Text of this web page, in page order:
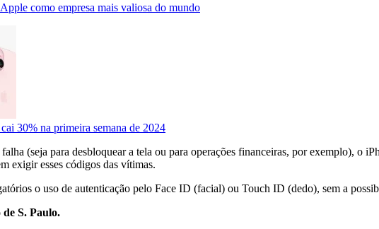
como empresa mais valiosa do mundo
30% na primeira semana de 2024
(seja para desbloquear a tela ou para operações financeiras, por exemplo), o
exigir esses códigos das vítimas.
o uso de autenticação pelo Face ID (facial) ou Touch ID (dedo), sem a
de S. Paulo.